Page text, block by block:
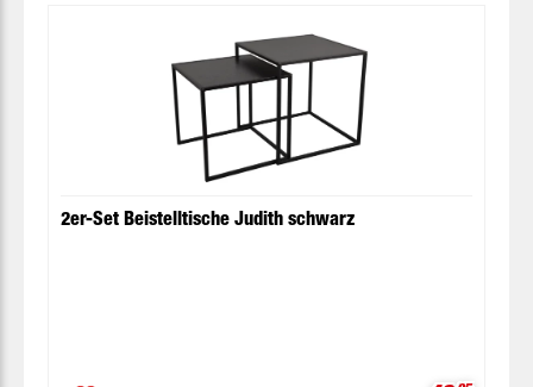
2er-Set Beistelltische Judith schwarz